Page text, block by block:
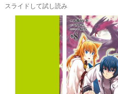
スライドして試し読み